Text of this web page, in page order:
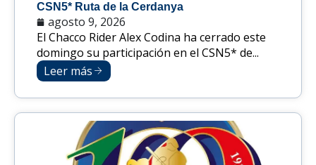
CSN5* Ruta de la Cerdanya
agosto 9, 2026
El Chacco Rider Alex Codina ha cerrado este
domingo su participación en el CSN5* de...
Leer más